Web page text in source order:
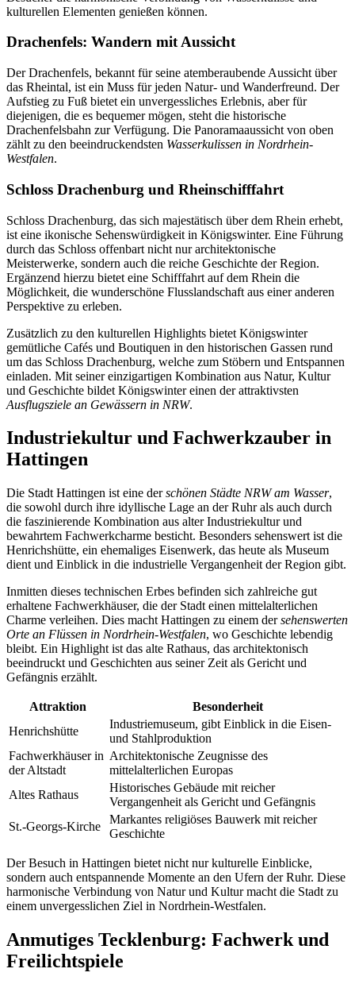
kulturellen Elementen genießen können.
Drachenfels: Wandern mit Aussicht
Der Drachenfels, bekannt für seine atemberaubende Aussicht über
das Rheintal, ist ein Muss für jeden Natur- und Wanderfreund. Der
Aufstieg zu Fuß bietet ein unvergessliches Erlebnis, aber für
diejenigen, die es bequemer mögen, steht die historische
Drachenfelsbahn zur Verfügung. Die Panoramaaussicht von oben
zählt zu den beeindruckendsten Wasserkulissen in Nordrhein-
Westfalen.
Schloss Drachenburg und Rheinschifffahrt
Schloss Drachenburg, das sich majestätisch über dem Rhein erhebt,
ist eine ikonische Sehenswürdigkeit in Königswinter. Eine Führung
durch das Schloss offenbart nicht nur architektonische
Meisterwerke, sondern auch die reiche Geschichte der Region.
Ergänzend hierzu bietet eine Schifffahrt auf dem Rhein die
Möglichkeit, die wunderschöne Flusslandschaft aus einer anderen
Perspektive zu erleben.
Zusätzlich zu den kulturellen Highlights bietet Königswinter
gemütliche Cafés und Boutiquen in den historischen Gassen rund
um das Schloss Drachenburg, welche zum Stöbern und Entspannen
einladen. Mit seiner einzigartigen Kombination aus Natur, Kultur
und Geschichte bildet Königswinter einen der attraktivsten
Ausflugsziele an Gewässern in NRW.
Industriekultur und Fachwerkzauber in
Hattingen
Die Stadt Hattingen ist eine derschönen Städte NRW am Wasser,
die sowohl durch ihre idyllische Lage an der Ruhr als auch durch
die faszinierende Kombination aus alter Industriekultur und
bewahrtem Fachwerkcharme besticht. Besonders sehenswert ist die
Henrichshütte, ein ehemaliges Eisenwerk, das heute als Museum
dient und Einblick in die industrielle Vergangenheit der Region gibt.
Inmitten dieses technischen Erbes befinden sich zahlreiche gut
erhaltene Fachwerkhäuser, die der Stadt einen mittelalterlichen
Charme verleihen. Dies macht Hattingen zu einem dersehenswerten
Orte an Flüssen in Nordrhein-Westfalen, wo Geschichte lebendig
bleibt. Ein Highlight ist das alte Rathaus, das architektonisch
beeindruckt und Geschichten aus seiner Zeit als Gericht und
Gefängnis erzählt.
Attraktion
Besonderheit
Henrichshütte
Industriemuseum, gibt Einblick in die Eisen-
und Stahlproduktion
Fachwerkhäuser in
der Altstadt
Architektonische Zeugnisse des
mittelalterlichen Europas
Altes Rathaus
Historisches Gebäude mit reicher
Vergangenheit als Gericht und Gefängnis
St.-Georgs-Kirche
Markantes religiöses Bauwerk mit reicher
Geschichte
Der Besuch in Hattingen bietet nicht nur kulturelle Einblicke,
sondern auch entspannende Momente an den Ufern der Ruhr. Diese
harmonische Verbindung von Natur und Kultur macht die Stadt zu
einem unvergesslichen Ziel in Nordrhein-Westfalen.
Anmutiges Tecklenburg: Fachwerk und
Freilichtspiele